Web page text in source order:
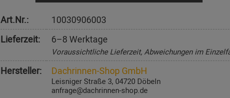
Art.Nr.:
10030906003
Lieferzeit:
6–8 Werktage
Voraussichtliche Lieferzeit, Abweichungen im
Hersteller: Dachrinnen-Shop GmbH
Leisniger Straße 3, 04720 Döbeln
anfrage@dachrinnen-shop.de